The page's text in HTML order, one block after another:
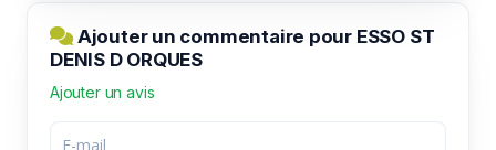
Ajouter un commentaire pour ESSO ST
DENIS D ORQUES
Ajouter un avis